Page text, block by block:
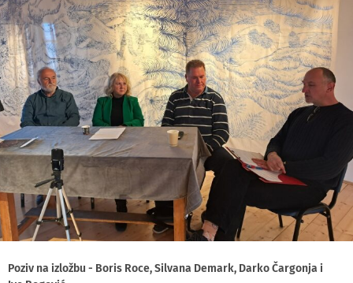
Poziv na izložbu - Boris Roce, Silvana Demark, Darko Čargonja i